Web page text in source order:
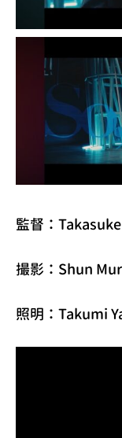
監督：
撮影：Shun
照明：Takumi